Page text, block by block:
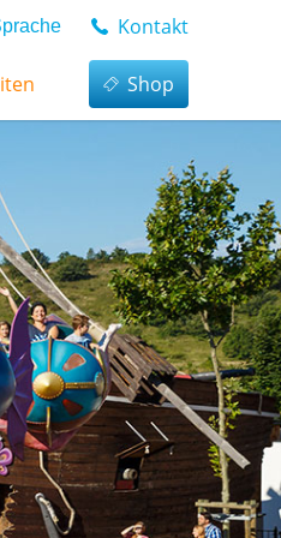
Kontakt
Shop